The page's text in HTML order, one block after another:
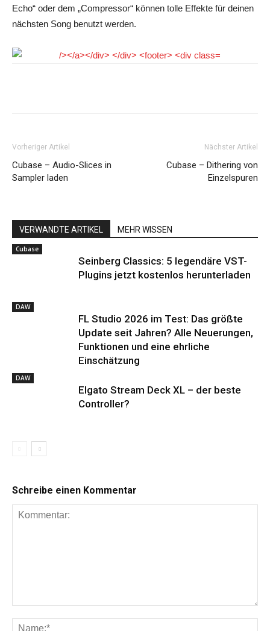
Echo“ oder dem „Compressor“ können tolle Effekte für deinen
nächsten Song benutzt werden.
Vorheriger Artikel
Cubase – Audio-Slices in
Sampler laden
Nächster Artikel
Cubase – Dithering von
Einzelspuren
VERWANDTE ARTIKEL MEHR WISSEN
Cubase
Seinberg Classics: 5 legendäre VST-
Plugins jetzt kostenlos herunterladen
DAW
FL Studio 2026 im Test: Das größte
Update seit Jahren? Alle Neuerungen,
Funktionen und eine ehrliche
Einschätzung
DAW
Elgato Stream Deck XL – der beste
Controller?
Schreibe einen Kommentar